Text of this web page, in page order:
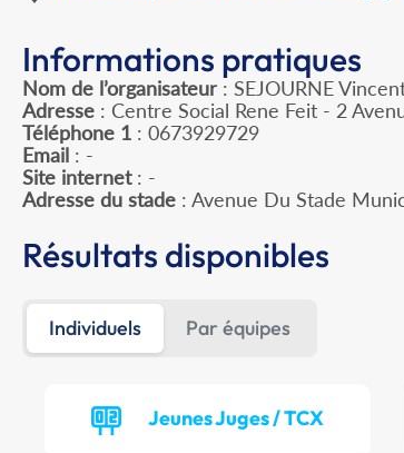
Informations pratiques
Nom de l’organisateur : SEJOURNE
Adresse : Centre Social Rene Feit - 2
Téléphone 1 : 0673929729
Email : -
Site internet: -
Adresse du stade : Avenue Du Stade
Résultats disponibles
Individuels Par équipes
Jeunes Juges / TCX